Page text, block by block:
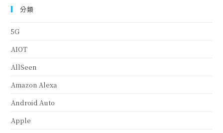
分類
5G
AIOT
AllSeen
Amazon Alexa
Android Auto
Apple